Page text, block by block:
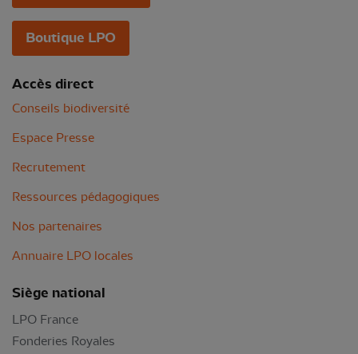
Boutique LPO
Accès direct
Conseils biodiversité
Espace Presse
Recrutement
Ressources pédagogiques
Nos partenaires
Annuaire LPO locales
Siège national
LPO France
Fonderies Royales